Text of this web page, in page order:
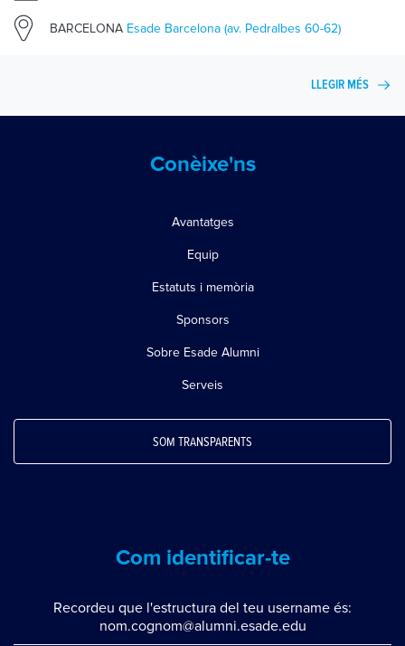
BARCELONA Esade Barcelona (av. Pedralbes 60-62)
LLEGIR MÉS
Conèixe'ns
Avantatges
Equip
Estatuts i memòria
Sponsors
Sobre Esade Alumni
Serveis
SOM TRANSPARENTS
Com identificar-te
Recordeu que l'estructura del teu username és:
nom.cognom@alumni.esade.edu